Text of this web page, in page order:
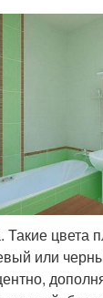
цвета
или